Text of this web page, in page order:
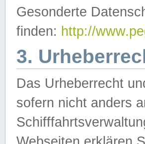
Gesonderte
finden: http://
3.
Das Urheberrecht
sofern nicht anders